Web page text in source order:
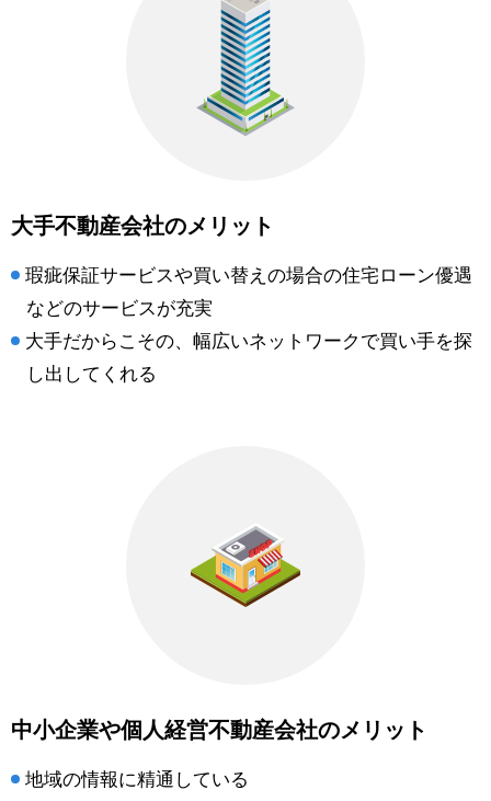
大手不動産会社のメリット
瑕疵保証サービスや買い替えの場合の住宅ローン優遇
などのサービスが充実
大手だからこその、幅広いネットワークで買い手を探
し出してくれる
中小企業や個人経営不動産会社のメリット
地域の情報に精通している